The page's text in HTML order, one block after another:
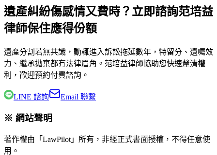
遺產糾紛傷感情又費時？立即諮詢范培益
律師保住應得份額
遺產分割若無共識，動輒進入訴訟拖延數年，特留分、遺囑效
力、繼承拋棄都有法律眉角。 范培益律師協助您快速釐清權
利，歡迎預約付費諮詢。
LINE 諮詢 Email 聯繫
※ 網站聲明
著作權由「LawPilot」所有，非經正式書面授權，不得任意使
用。